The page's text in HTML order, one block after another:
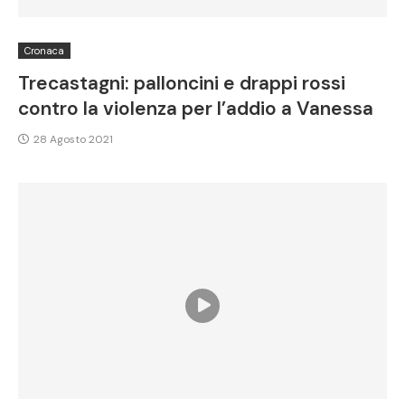
Cronaca
Trecastagni: palloncini e drappi rossi
contro la violenza per l’addio a Vanessa
28 Agosto 2021